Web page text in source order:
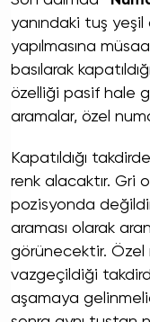
yanındaki tuş
yapılmasına
basılarak
özelliği pasif hale
aramalar, özel
Kapatıldığı
renk alacaktır. Gri
pozisyonda
araması olarak
görünecektir. Özel
vazgeçildiği
aşamaya